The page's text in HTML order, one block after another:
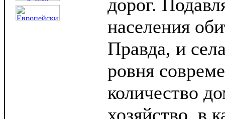
дорог.
населения
Правда, и
ровня
количество
хозяйство, в